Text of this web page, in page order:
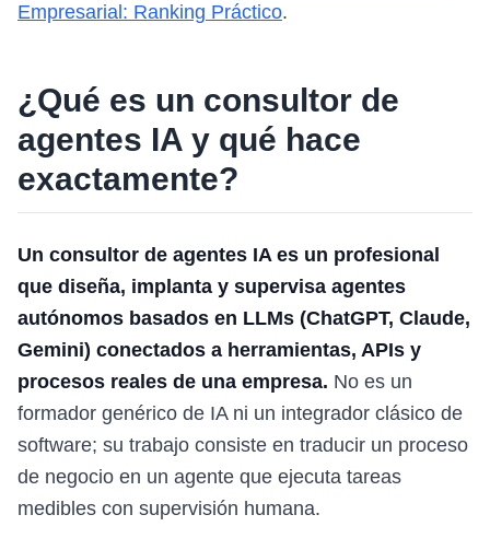
Empresarial: Ranking Práctico.
¿Qué es un consultor de
agentes IA y qué hace
exactamente?
Un consultor de agentes IA es un profesional
que diseña, implanta y supervisa agentes
autónomos basados en LLMs (ChatGPT, Claude,
Gemini) conectados a herramientas, APIs y
procesos reales de una empresa. No es un
formador genérico de IA ni un integrador clásico de
software; su trabajo consiste en traducir un proceso
de negocio en un agente que ejecuta tareas
medibles con supervisión humana.